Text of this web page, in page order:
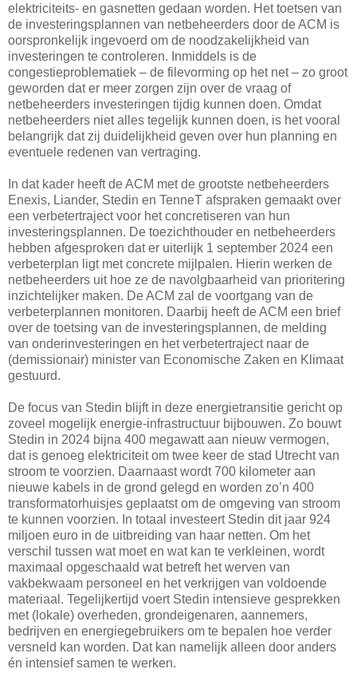
elektriciteits- en gasnetten gedaan worden. Het toetsen van
de investeringsplannen van netbeheerders door de ACM is
oorspronkelijk ingevoerd om de noodzakelijkheid van
investeringen te controleren. Inmiddels is de
congestieproblematiek – de filevorming op het net – zo groot
geworden dat er meer zorgen zijn over de vraag of
netbeheerders investeringen tijdig kunnen doen. Omdat
netbeheerders niet alles tegelijk kunnen doen, is het vooral
belangrijk dat zij duidelijkheid geven over hun planning en
eventuele redenen van vertraging.
In dat kader heeft de ACM met de grootste netbeheerders
Enexis, Liander, Stedin en TenneT afspraken gemaakt over
een verbetertraject voor het concretiseren van hun
investeringsplannen. De toezichthouder en netbeheerders
hebben afgesproken dat er uiterlijk 1 september 2024 een
verbeterplan ligt met concrete mijlpalen. Hierin werken de
netbeheerders uit hoe ze de navolgbaarheid van prioritering
inzichtelijker maken. De ACM zal de voortgang van de
verbeterplannen monitoren. Daarbij heeft de ACM een brief
over de toetsing van de investeringsplannen, de melding
van onderinvesteringen en het verbetertraject naar de
(demissionair) minister van Economische Zaken en Klimaat
gestuurd.
De focus van Stedin blijft in deze energietransitie gericht op
zoveel mogelijk energie-infrastructuur bijbouwen. Zo bouwt
Stedin in 2024 bijna 400 megawatt aan nieuw vermogen,
dat is genoeg elektriciteit om twee keer de stad Utrecht van
stroom te voorzien. Daarnaast wordt 700 kilometer aan
nieuwe kabels in de grond gelegd en worden zo’n 400
transformatorhuisjes geplaatst om de omgeving van stroom
te kunnen voorzien. In totaal investeert Stedin dit jaar 924
miljoen euro in de uitbreiding van haar netten. Om het
verschil tussen wat moet en wat kan te verkleinen, wordt
maximaal opgeschaald wat betreft het werven van
vakbekwaam personeel en het verkrijgen van voldoende
materiaal. Tegelijkertijd voert Stedin intensieve gesprekken
met (lokale) overheden, grondeigenaren, aannemers,
bedrijven en energiegebruikers om te bepalen hoe verder
versneld kan worden. Dat kan namelijk alleen door anders
én intensief samen te werken.